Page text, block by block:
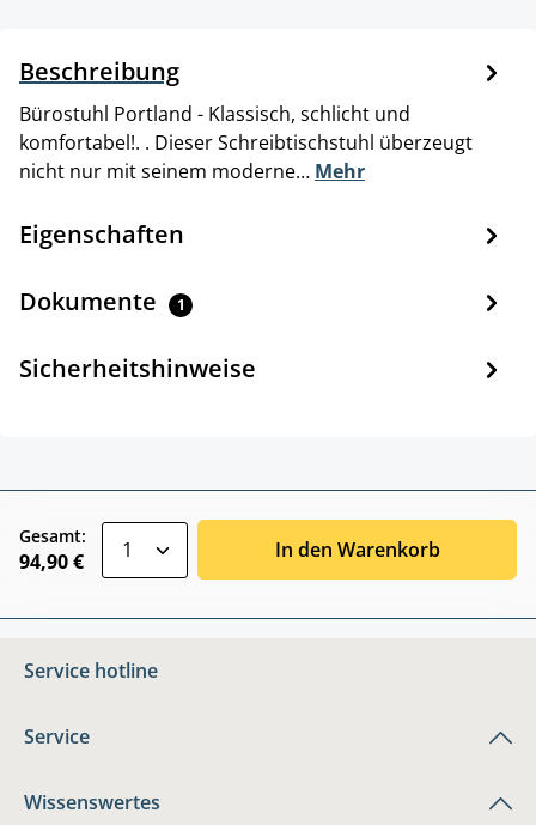
Beschreibung
Bürostuhl Portland - Klassisch, schlicht und
komfortabel!. . Dieser Schreibtischstuhl überzeugt
nicht nur mit seinem moderne… Mehr
Eigenschaften
Dokumente 1
Sicherheitshinweise
Gesamt:
94,90 € In den Warenkorb
Service hotline
Service
Wissenswertes